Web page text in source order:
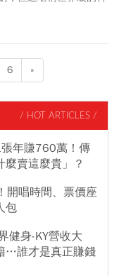
豪傑匯聚於此，大到
液冷，到使用特製冷卻
大家看得眼花撩亂。
而是「躲在」一館五
新創公司Frore
散熱技術AirJet。
6 »
/ HOT ARTICLES /
年賺760萬！傳
賣這麼貴」？
開唱時間、票價座
包
健身-KY營收大
…誰才是真正賺錢